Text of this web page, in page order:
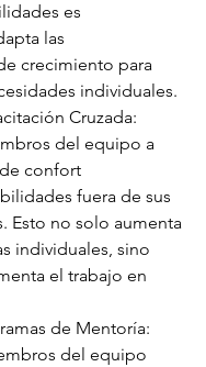
es
las
crecimiento para
individuales.
del equipo a
confort
fuera de sus
Esto no solo aumenta
individuales, sino
el trabajo en
del equipo